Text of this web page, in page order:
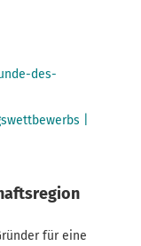
des-
für eine